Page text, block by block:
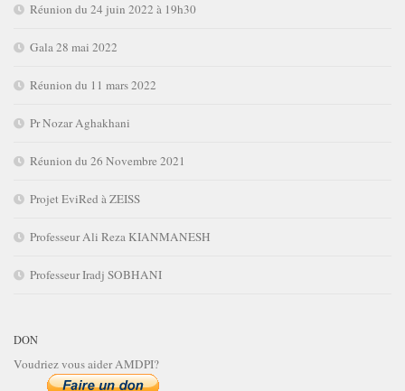
Réunion du 24 juin 2022 à 19h30
Gala 28 mai 2022
Réunion du 11 mars 2022
Pr Nozar Aghakhani
Réunion du 26 Novembre 2021
Projet EviRed à ZEISS
Professeur Ali Reza KIANMANESH
Professeur Iradj SOBHANI
DON
Voudriez vous aider AMDPI?